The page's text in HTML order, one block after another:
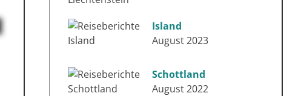
Island
August 2023
Schottland
August 2022